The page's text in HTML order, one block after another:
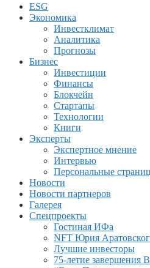
ESG
Экономика
Инвестклимат
Аналитика
Прогнозы
Бизнес
Инвестиции
Финансы
Блокчейн
Стартапы
Технологии
Книги
Эксперты
Экспертное мнение
Интервью
Персональные
Новости
Новости партнеров
Галерея
Спецпроекты
Гостиная ИФа
NFT Юрия
Лучшие инвесторы
75-летие завершения